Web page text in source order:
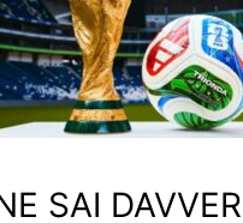
SAI